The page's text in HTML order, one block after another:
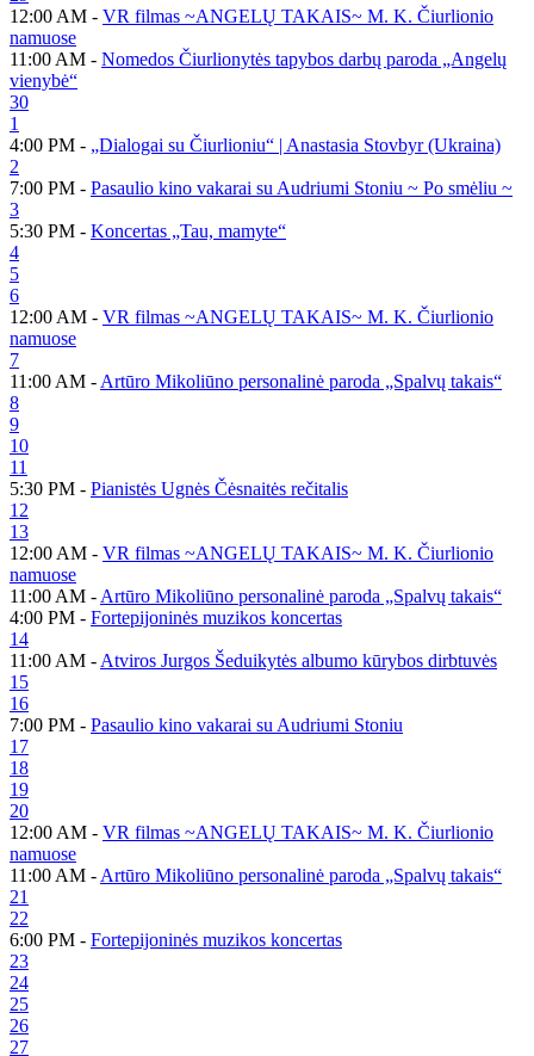
12:00 AM - VR filmas ~ANGELŲ TAKAIS~ M. K. Čiurlionio
namuose
11:00 AM - Nomedos Čiurlionytės tapybos darbų paroda „Angelų
vienybė“
30
1
4:00 PM - „Dialogai su Čiurlioniu“ | Anastasia Stovbyr (Ukraina)
2
7:00 PM - Pasaulio kino vakarai su Audriumi Stoniu ~ Po smėliu ~
3
5:30 PM - Koncertas „Tau, mamyte“
4
5
6
12:00 AM - VR filmas ~ANGELŲ TAKAIS~ M. K. Čiurlionio
namuose
7
11:00 AM - Artūro Mikoliūno personalinė paroda „Spalvų takais“
8
9
10
11
5:30 PM - Pianistės Ugnės Čėsnaitės rečitalis
12
13
12:00 AM - VR filmas ~ANGELŲ TAKAIS~ M. K. Čiurlionio
namuose
11:00 AM - Artūro Mikoliūno personalinė paroda „Spalvų takais“
4:00 PM - Fortepijoninės muzikos koncertas
14
11:00 AM - Atviros Jurgos Šeduikytės albumo kūrybos dirbtuvės
15
16
7:00 PM - Pasaulio kino vakarai su Audriumi Stoniu
17
18
19
20
12:00 AM - VR filmas ~ANGELŲ TAKAIS~ M. K. Čiurlionio
namuose
11:00 AM - Artūro Mikoliūno personalinė paroda „Spalvų takais“
21
22
6:00 PM - Fortepijoninės muzikos koncertas
23
24
25
26
27